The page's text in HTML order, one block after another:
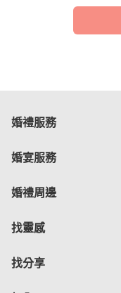
婚禮服務
婚宴服務
婚禮周邊
找靈感
找分享